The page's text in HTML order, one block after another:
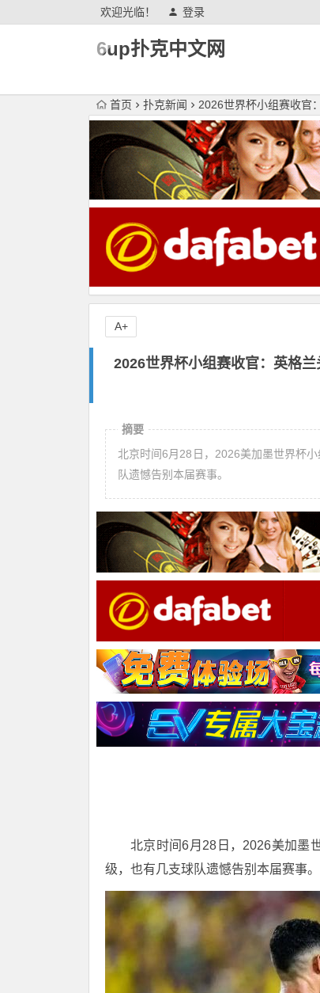
欢迎光临！ 登录
6up扑克中文网
首页 扑克新闻 2026世界杯小组赛收官
2026世界杯小组赛收官：英格
A+
摘要
北京时间6月28日，2026美加墨世界杯
队遗憾告别本届赛事。
北京时间6月28日，2026美加墨
级，也有几支球队遗憾告别本届赛事。